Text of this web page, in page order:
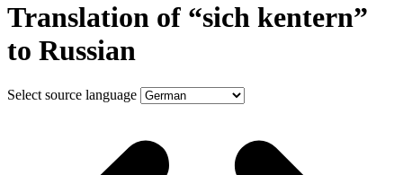
Translation of “sich kentern”
to Russian
Select source language